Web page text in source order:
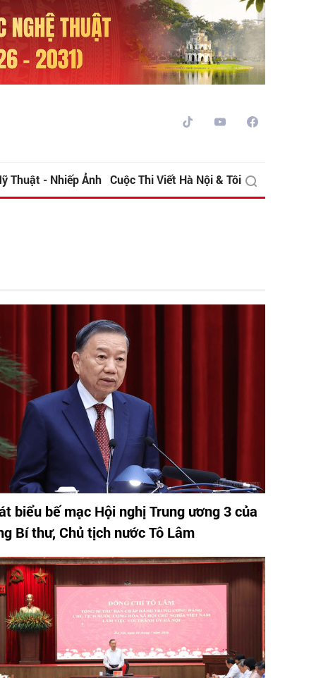
Thuật - Nhiếp Ảnh Cuộc Thi Viết Hà Nội & Tôi
biểu bế mạc Hội nghị Trung ương 3 của
Bí thư, Chủ tịch nước Tô Lâm